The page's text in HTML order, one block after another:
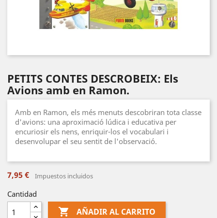
PETITS CONTES DESCROBEIX: Els
Avions amb en Ramon.
Amb en Ramon, els més menuts descobriran tota classe
d'avions: una aproximació lúdica i educativa per
encuriosir els nens, enriquir-los el vocabulari i
desenvolupar el seu sentit de l'observació.
7,95 € Impuestos incluidos
Cantidad
 AÑADIR AL CARRITO